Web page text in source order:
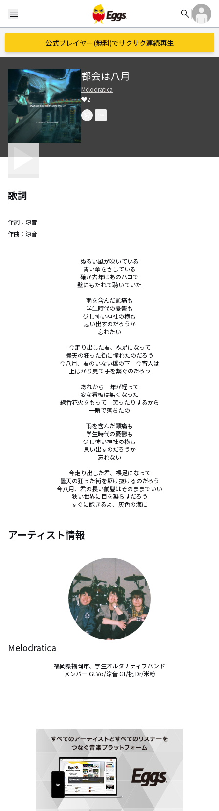
menu search
公式プレイヤー(無料)でサクサク連続再生
都会は八月
Melodratica
2
歌詞
作詞： 涼音
作曲： 涼音
ぬるい風が吹いている
青い傘をさしている
確か去年はあのハコで
壁にもたれて聴いていた
雨を含んだ頭痛も
学生時代の憂鬱も
少し怖い神社の横も
思い出すのだろうか
忘れたい
今走り出した君、裸足になって
曇天の狂った街に憧れたのだろう
今八月、君のいない橋の下　今宵人は
上ばかり見て手を繋ぐのだろう
あれから一年が経って
変な看板は無くなった
線香花火をもって　笑ったりするから
一瞬で落ちたの
雨を含んだ頭痛も
学生時代の憂鬱も
少し怖い神社の横も
思い出すのだろうか
忘れない
今走り出した君、裸足になって
曇天の狂った街を駆け抜けるのだろう
今八月、君の長い前髪はそのままでいい
狭い世界に目を凝らすだろう
すぐに飽きるよ、灰色の海に
アーティスト情報
Melodratica
福岡県福岡市、学生オルタナティブバンド
メンバー Gt.Vo/涼音 Gt/祝 Dr/米粉